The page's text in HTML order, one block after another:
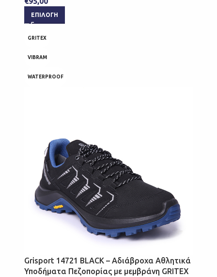
ΕΠΙΛΟΓΉ
GRITEX
VIBRAM
WATERPROOF
Grisport 14721 BLACK – Αδιάβροχα Αθλητικά
Υποδήματα Πεζοπορίας με μεμβράνη GRITEX